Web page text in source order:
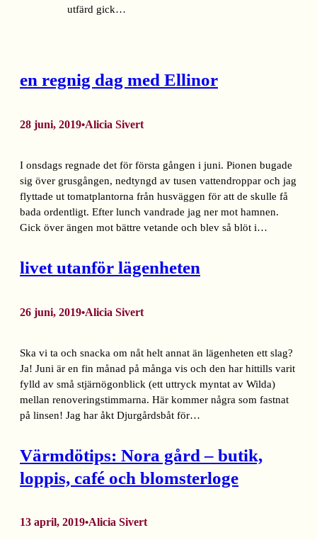
utfärd gick…
en regnig dag med Ellinor
28 juni, 2019•Alicia Sivert
I onsdags regnade det för första gången i juni. Pionen bugade
sig över grusgången, nedtyngd av tusen vattendroppar och jag
flyttade ut tomatplantorna från husväggen för att de skulle få
bada ordentligt. Efter lunch vandrade jag ner mot hamnen.
Gick över ängen mot bättre vetande och blev så blöt i…
livet utanför lägenheten
26 juni, 2019•Alicia Sivert
Ska vi ta och snacka om nåt helt annat än lägenheten ett slag?
Ja! Juni är en fin månad på många vis och den har hittills varit
fylld av små stjärnögonblick (ett uttryck myntat av Wilda)
mellan renoveringstimmarna. Här kommer några som fastnat
på linsen! Jag har åkt Djurgårdsbåt för…
Värmdötips: Nora gård – butik,
loppis, café och blomsterloge
13 april, 2019•Alicia Sivert